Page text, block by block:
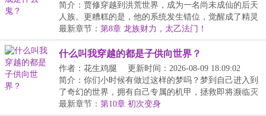
简介：贾修穿越到洪荒世界，成为一名尚未成仙的后天
人族。更糟糕的是，他的系统发生错位，觉醒成了精灵
育...
最新章节： 第8章 龙族财力，太乙法门！
什么叫我穿越的都是子供向世界？
作者：花生鸡腿
更新时间：2026-08-09 18:09:02
简介：你们小时候有做过这样的梦吗？梦到自己进入到
了奇幻的世界，拥有自己专属的机甲，拯救即将濒临灭
亡...
最新章节： 第10章 初次变身